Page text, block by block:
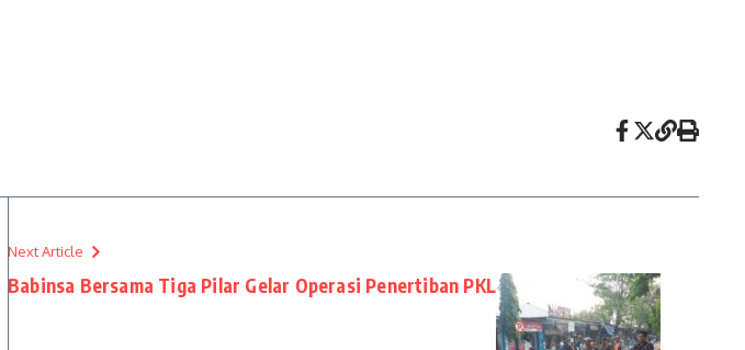
Next Article
Babinsa Bersama Tiga Pilar Gelar Operasi Penertiban PKL